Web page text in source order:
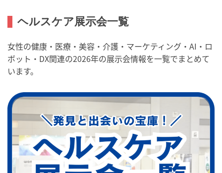
ヘルスケア展示会一覧
女性の健康・医療・美容・介護・マーケティング・AI・ロ
ボット・DX関連の2026年の展示会情報を一覧でまとめて
います。